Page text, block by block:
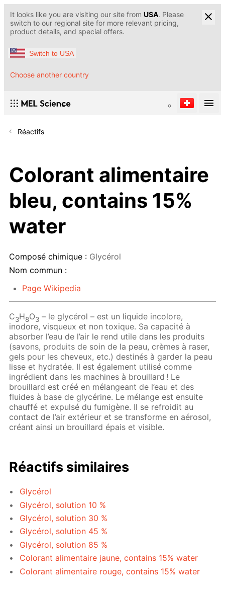
It looks like you are visiting our site from USA. Please
switch to our regional site for more relevant pricing,
product details, and special offers.
Switch to USA
Choose another country
Réactifs
Colorant alimentaire
bleu, contains 15%
water
Composé chimique : Glycérol
Nom commun :
Page Wikipedia
C3H8O3 – le glycérol – est un liquide incolore,
inodore, visqueux et non toxique. Sa capacité à
absorber l’eau de l’air le rend utile dans les produits
(savons, produits de soin de la peau, crèmes à raser,
gels pour les cheveux, etc.) destinés à garder la peau
lisse et hydratée. Il est également utilisé comme
ingrédient dans les machines à brouillard ! Le
brouillard est créé en mélangeant de l’eau et des
fluides à base de glycérine. Le mélange est ensuite
chauffé et expulsé du fumigène. Il se refroidit au
contact de l’air extérieur et se transforme en aérosol,
créant ainsi un brouillard épais et visible.
Réactifs similaires
Glycérol
Glycérol, solution 10 %
Glycérol, solution 30 %
Glycérol, solution 45 %
Glycérol, solution 85 %
Colorant alimentaire jaune, contains 15% water
Colorant alimentaire rouge, contains 15% water